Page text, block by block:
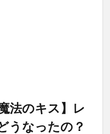
法のキス】レ
うなったの？